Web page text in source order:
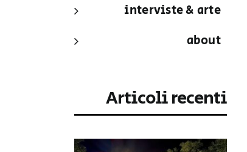
interviste & arte
about
Articoli recenti